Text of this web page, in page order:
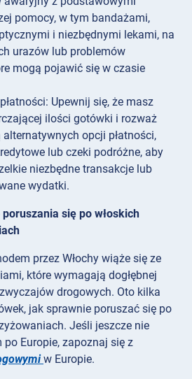
pomocy, w tym bandażami,
i niezbędnymi lekami, na
urazów lub problemów
mogą pojawić się w czasie
płatności: Upewnij się, że masz
ilości gotówki i rozważ
opcji płatności,
lub czeki podróżne, aby
niezbędne transakcje lub
wydatki.
się po włoskich
przez Włochy wiąże się ze
które wymagają dogłębnej
drogowych. Oto kilka
jak sprawnie poruszać się po
Jeśli jeszcze nie
po Europie, zapoznaj się z
w Europie.